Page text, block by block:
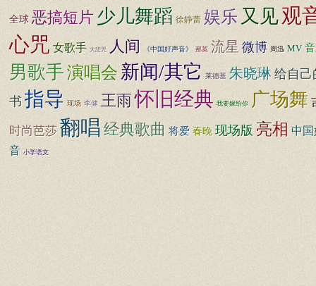
全球 恶搞短片 少儿舞蹈 徐静蕾 娱乐 又见观
心咒 女歌手 大悲咒 人间 《中国好声音》 那英 流星 微博 周迅 MV
男歌手演唱会 新闻/其它 莱德基 朱晓琳 给自己
书 指导 现场 李健 王雨 怀旧经典 我要嫁给你 广场舞
时尚芭莎 翻唱 经典歌曲 将爱 春晚 现场版 亮相 中
音 小学语文